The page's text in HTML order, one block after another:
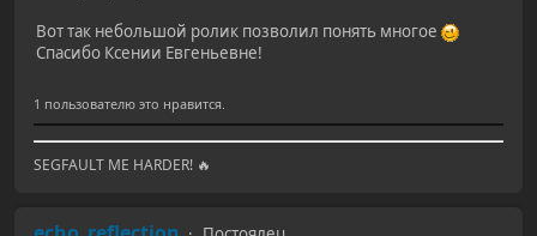
Вот так небольшой ролик позволил понять многое
Спасибо Ксении Евгеньевне!
1 пользователю это нравится.
SEGFAULT ME HARDER! 🔥